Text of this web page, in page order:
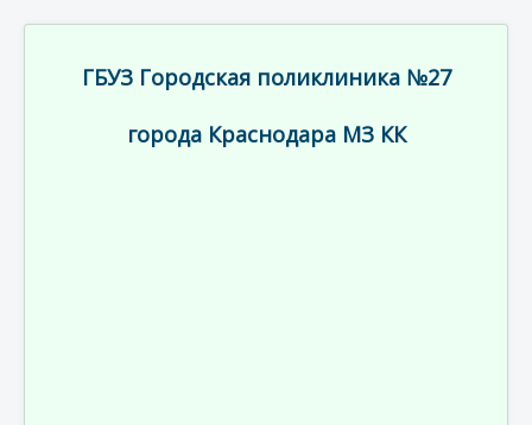
ГБУЗ Городская поликлиника №27
города Краснодара МЗ КК